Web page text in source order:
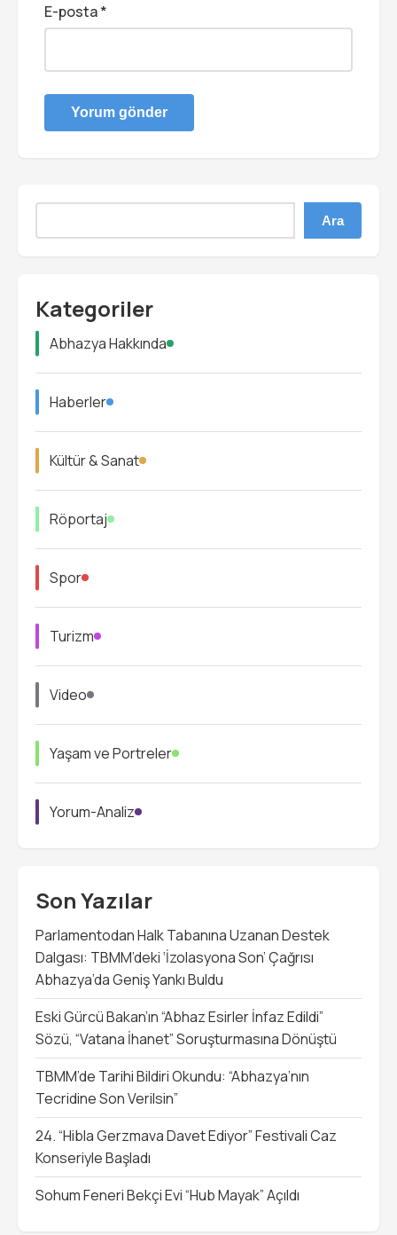
E-posta*
Ara
Kategoriler
Abhazya Hakkında
Haberler
Kültür & Sanat
Röportaj
Spor
Turizm
Video
Yaşam ve Portreler
Yorum-Analiz
Son Yazılar
Parlamentodan Halk Tabanına Uzanan Destek
Dalgası: TBMM’deki ‘İzolasyona Son’ Çağrısı
Abhazya’da Geniş Yankı Buldu
Eski Gürcü Bakan’ın “Abhaz Esirler İnfaz Edildi”
Sözü, “Vatana İhanet” Soruşturmasına Dönüştü
TBMM’de Tarihi Bildiri Okundu: “Abhazya’nın
Tecridine Son Verilsin”
24. “Hibla Gerzmava Davet Ediyor” Festivali Caz
Konseriyle Başladı
Sohum Feneri Bekçi Evi “Hub Mayak” Açıldı